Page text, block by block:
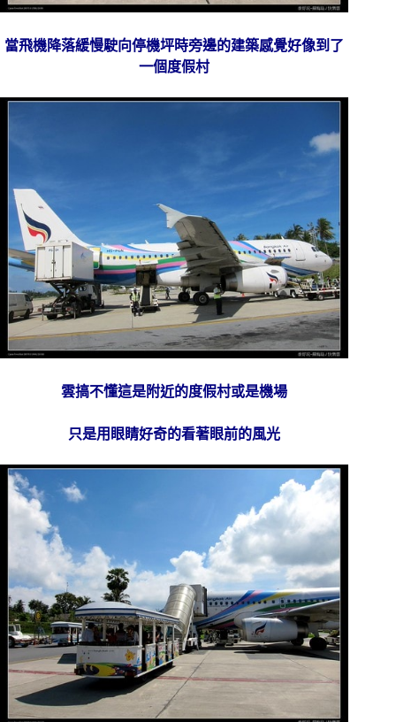
當飛機降落緩慢駛向停機坪時旁邊的建築感覺好像到了
一個度假村
雲搞不懂這是附近的度假村或是機場
只是用眼睛好奇的看著眼前的風光